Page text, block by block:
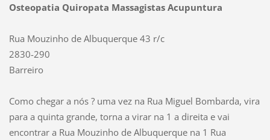
Osteopatia Quiropata Massagistas Acupuntura
Rua Mouzinho de Albuquerque 43 r/c
2830-290
Barreiro
Como chegar a nós ? uma vez na Rua Miguel Bombarda, vira
para a quinta grande, torna a virar na 1 a direita e vai
encontrar a Rua Mouzinho de Albuquerque na 1 Rua